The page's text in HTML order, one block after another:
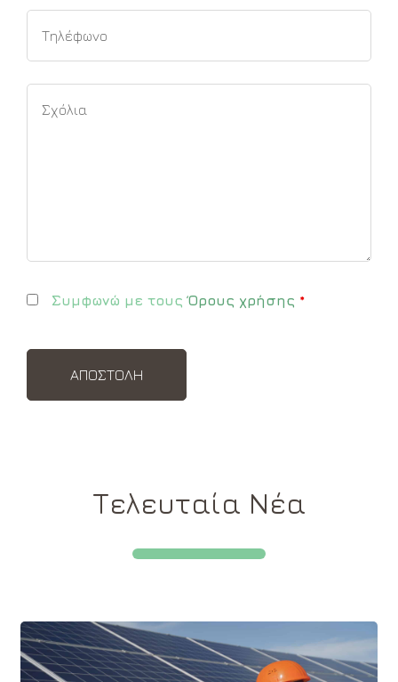
Συμφωνώ με τουςΌρους χρήσης *
Τελευταία Νέα